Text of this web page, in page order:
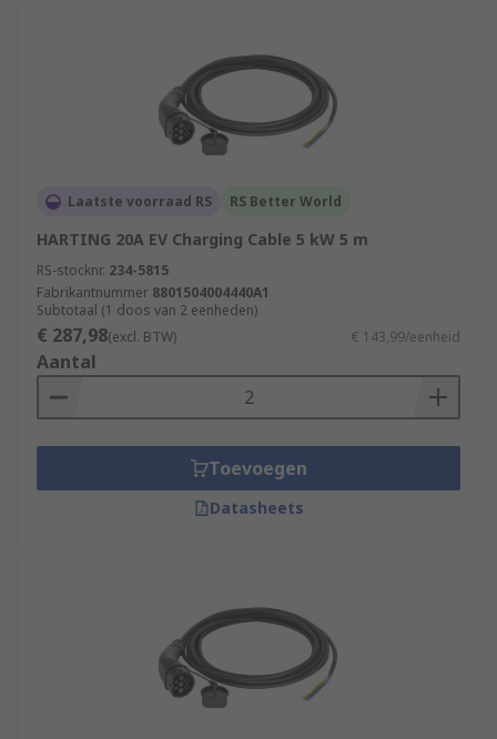
Laatste voorraad RS RS Better World
HARTING 20A EV Charging Cable 5 kW 5 m
RS-stocknr. 234-5815
Fabrikantnummer 8801504004440A1
Subtotaal (1 doos van 2 eenheden)
€ 287,98(excl. BTW) € 143,99/eenheid
Aantal
Toevoegen
Datasheets